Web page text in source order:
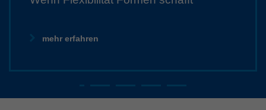
mehr erfahren